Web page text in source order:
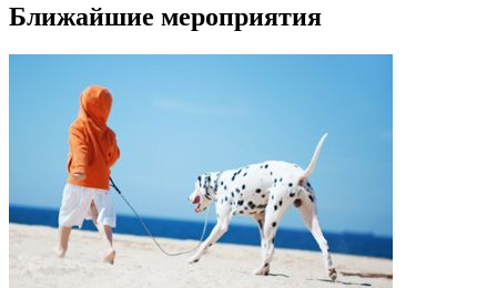
Ближайшие мероприятия